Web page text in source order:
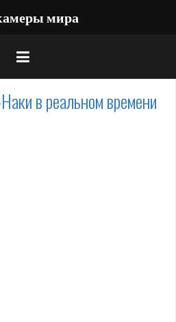
в реальном времени
мира